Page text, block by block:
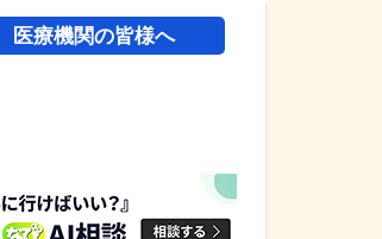
医療機関の皆様へ